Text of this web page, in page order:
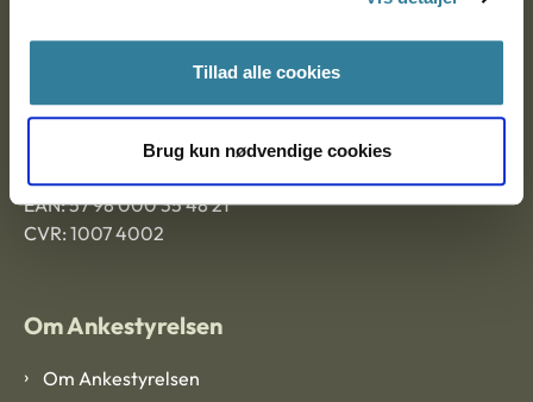
Tillad alle cookies
Brug kun nødvendige cookies
Ankestyrelsen Aalborg
Ankestyrelsen København
EAN: 57 98 000 35 48 21
CVR: 1007 4002
Om Ankestyrelsen
Om Ankestyrelsen